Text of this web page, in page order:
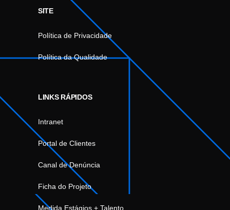
SITE
Política de Privacidade
Política da Qualidade
LINKS RÁPIDOS
Intranet
Portal de Clientes
Canal de Denúncia
Ficha do Projeto
Medida Estágios + Talento